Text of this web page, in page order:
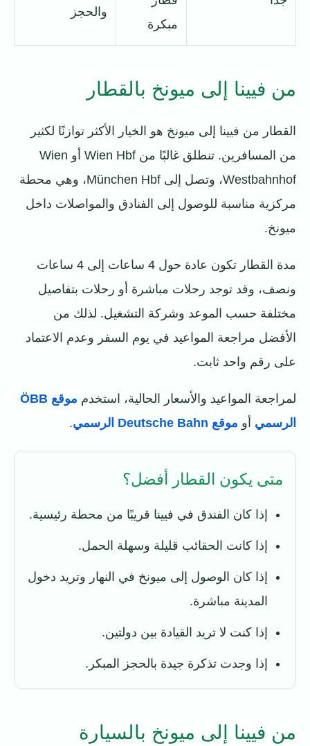
مبكرة
والحجز
من فيينا إلى ميونخ بالقطار
القطار من فيينا إلى ميونخ هو الخيار الأكثر توازنًا لكثير
من المسافرين. تنطلق غالبًا من Wien Hbf أو Wien
Westbahnhof، وتصل إلى München Hbf، وهي محطة
مركزية مناسبة للوصول إلى الفنادق والمواصلات داخل
ميونخ.
مدة القطار تكون عادة حول 4 ساعات إلى 4 ساعات
ونصف، وقد توجد رحلات مباشرة أو رحلات بتفاصيل
مختلفة حسب الموعد وشركة التشغيل. لذلك من
الأفضل مراجعة المواعيد في يوم السفر وعدم الاعتماد
على رقم واحد ثابت.
لمراجعة المواعيد والأسعار الحالية، استخدم
موقع ÖBB
الرسمي أو موقع Deutsche Bahn الرسمي .
متى يكون القطار أفضل؟
إذا كان الفندق في فيينا قريبًا من محطة رئيسية.
إذا كانت الحقائب قليلة وسهلة الحمل.
إذا كان الوصول إلى ميونخ في النهار وتريد دخول
المدينة مباشرة.
إذا كنت لا تريد القيادة بين دولتين.
إذا وجدت تذكرة جيدة بالحجز المبكر.
من فيينا إلى ميونخ بالسيارة